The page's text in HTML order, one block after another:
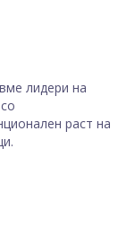
лидери на
раст на